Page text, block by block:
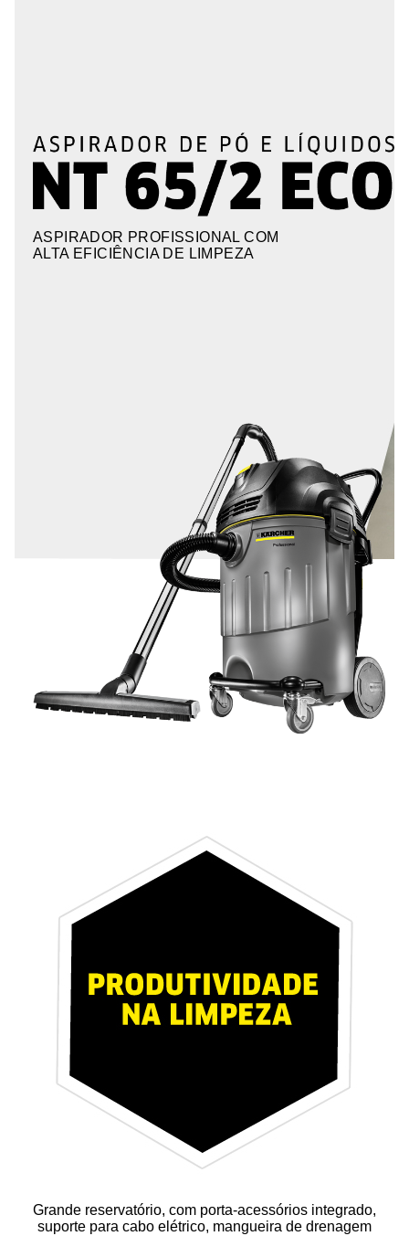
ASPIRADOR PROFISSIONAL COM
ALTA EFICIÊNCIA DE LIMPEZA
Grande reservatório, com porta-acessórios integrado,
suporte para cabo elétrico, mangueira de drenagem